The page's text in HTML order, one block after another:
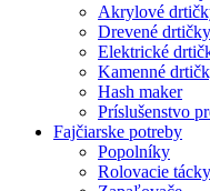
Akrylové
Drevené drtičky
Elektrické
Kamenné
Hash maker
Príslušenstvo
Fajčiarske potreby
Popolníky
Rolovacie tácky